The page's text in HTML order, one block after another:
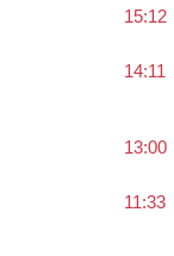
15:12
14:11
13:00
11:33